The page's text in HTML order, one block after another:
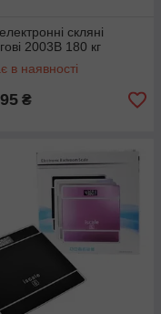
скляні
2003В 180 кг
в наявності
₴